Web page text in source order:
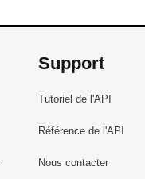
Support
Tutoriel de l'API
Référence de l'API
Nous contacter